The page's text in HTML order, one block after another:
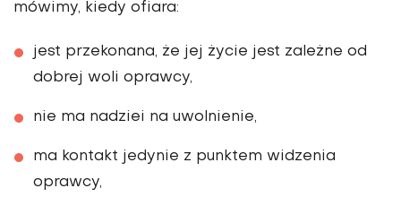
mówimy, kiedy ofiara:
jest przekonana, że jej życie jest zależne od
dobrej woli oprawcy,
nie ma nadziei na uwolnienie,
ma kontakt jedynie z punktem widzenia
oprawcy,